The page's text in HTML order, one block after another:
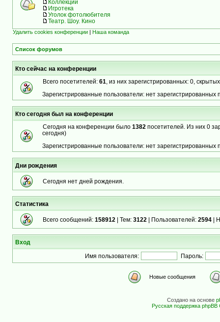
Коллекции
Игротека
Уголок фотолюбителя
Театр. Шоу. Кино
Удалить cookies конференции | Наша команда
Список форумов
Кто сейчас на конференции
Всего посетителей: 61 , из них зарегистрированных: 0,
Зарегистрированные пользователи: нет зарегистрированных
Кто сегодня был на конференции
Сегодня на конференции было 1382 посетителей. Из них 0
сегодня)
Зарегистрированные пользователи: нет зарегистрированных
Дни рождения
Сегодня нет дней рождения.
Статистика
Всего сообщений: 158912 | Тем: 3122 | Пользователей: 2594 |
Вход
Имя пользователя: Пароль:
Новые сообщения
Создано на основе
Русская поддержка phpBB